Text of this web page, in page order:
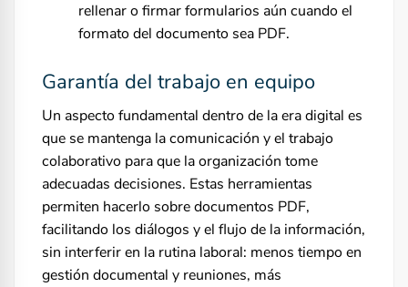
rellenar o firmar formularios aún cuando el
formato del documento sea PDF.
Garantía del trabajo en equipo
Un aspecto fundamental dentro de la era digital es
que se mantenga la comunicación y el trabajo
colaborativo para que la organización tome
adecuadas decisiones. Estas herramientas
permiten hacerlo sobre documentos PDF,
facilitando los diálogos y el flujo de la información,
sin interferir en la rutina laboral: menos tiempo en
gestión documental y reuniones, más